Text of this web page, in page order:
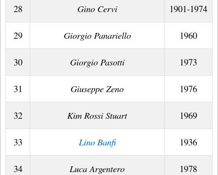
28 Gino Cervi 1901-1974
29 Giorgio Panariello 1960
30 Giorgio Pasotti 1973
31 Giuseppe Zeno 1976
32 Kim Rossi Stuart 1969
33 Lino Banfi 1936
34 Luca Argentero 1978